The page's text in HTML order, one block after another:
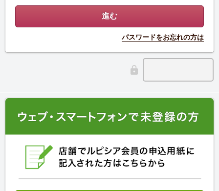
パスワードをお忘れの方は